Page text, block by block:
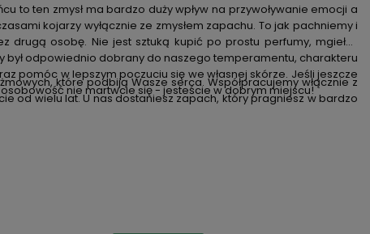
to ten zmysł ma bardzo duży wpływ na przywoływanie emocji a
kojarzy wyłącznie ze zmysłem zapachu. To jak pachniemy i
osobę. Nie jest sztuką kupić po prostu perfumy, mgiełkę
odpowiednio dobrany do naszego temperamentu, charakteru
pomóc w lepszym poczuciu się we własnej skórze. Jeśli jeszcze
nie martwcie się - jesteście w dobrym miejscu!
które podbiją Wasze serca. Współpracujemy włącznie z
od wielu lat. U nas dostaniesz zapach, który pragniesz w bardzo